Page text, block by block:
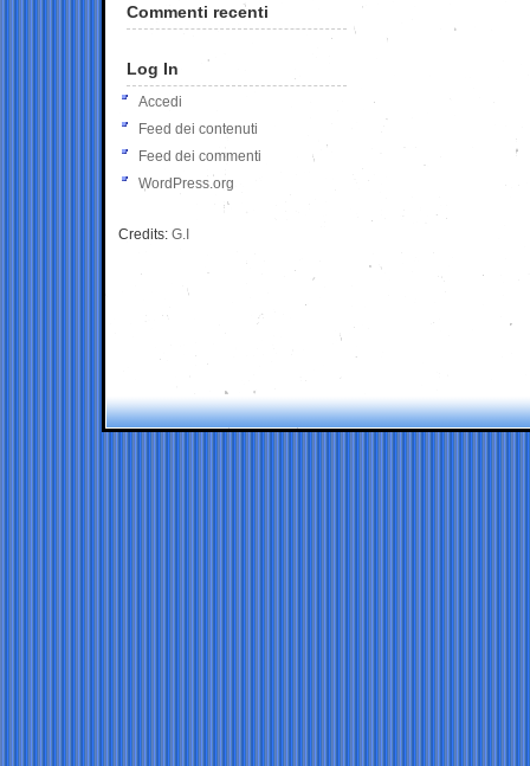
Commenti recenti
Log In
Accedi
Feed dei contenuti
Feed dei commenti
WordPress.org
Credits: G.I